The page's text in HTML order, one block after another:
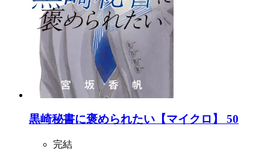
黒崎秘書に褒められたい【マイクロ】 50
完結